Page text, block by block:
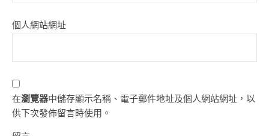
個人網站網址
在瀏覽器中儲存顯示名稱、電子郵件地址及個人網站網址，以
供下次發佈留言時使用。